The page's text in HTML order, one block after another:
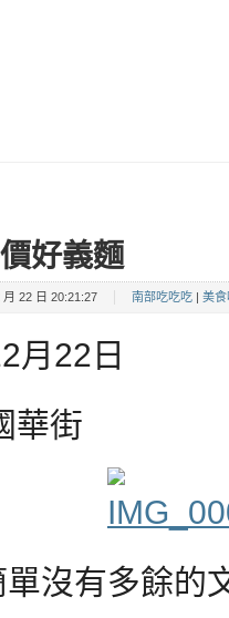
好義麵
月 22 日 20:21:27 南部吃吃吃 | 美食
月22日
華街
沒有多餘的